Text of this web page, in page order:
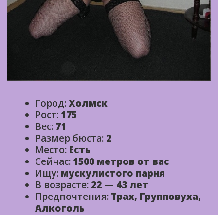
Город:Холмск
Рост: 175
Вес: 71
Размер бюста: 2
Место: Есть
Сейчас: 1500 метров от вас
Ищу: мускулистого парня
В возрасте: 22 — 43 лет
Предпочтения: Трах, Групповуха,
Алкоголь